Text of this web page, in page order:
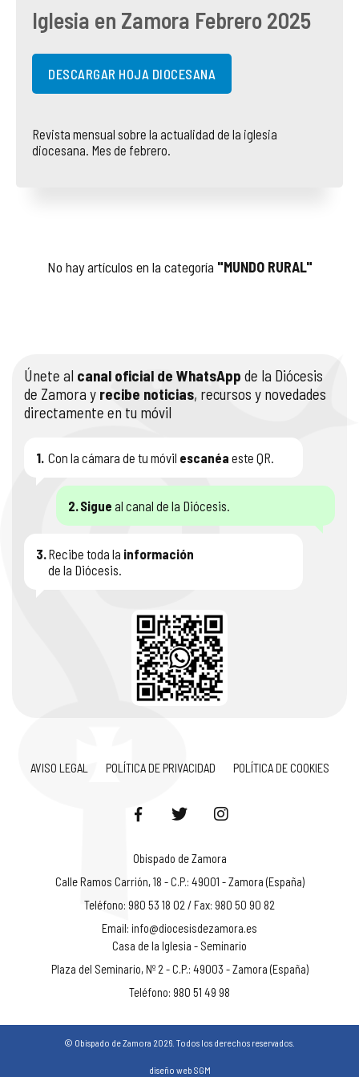
Iglesia en Zamora Febrero 2025
DESCARGAR HOJA DIOCESANA
Revista mensual sobre la actualidad de la iglesia
diocesana. Mes de febrero.
No hay artículos en la categoría "MUNDO RURAL"
Únete al canal oficial de WhatsApp de la Diócesis
de Zamora y recibe noticias, recursos y novedades
directamente en tu móvil
1. Con la cámara de tu móvil escanéa este QR.
2. Sigue al canal de la Diócesis.
3. Recibe toda la información
de la Diócesis.
AVISO LEGAL POLÍTICA DE PRIVACIDAD POLÍTICA DE COOKIES
Obispado de Zamora
Calle Ramos Carrión, 18 - C.P.: 49001 - Zamora (España)
Teléfono: 980 53 18 02 / Fax: 980 50 90 82
Email: info@diocesisdezamora.es
Casa de la Iglesia - Seminario
Plaza del Seminario, Nº 2 - C.P.: 49003 - Zamora (España)
Teléfono: 980 51 49 98
© Obispado de Zamora 2026. Todos los derechos reservados.
diseño web SGM
COMPLIANCE
DOCTRINA DE LA IGLESIA
RENDICIÓN CUENTAS ENTIDADES RELIGIOSAS
PASTORAL SAMARITANA
CENTROS SOCIALES
VIDA CONSAGRADA
IMÁGENES
VÍDEOS